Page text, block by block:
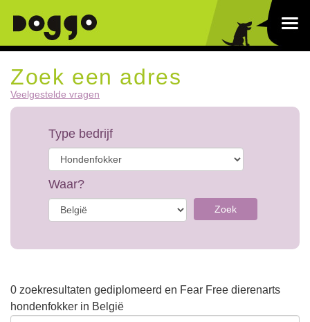
Zoek een adres
Veelgestelde vragen
Type bedrijf
Waar?
Zoek
0 zoekresultaten gediplomeerd en Fear Free dierenarts
hondenfokker in België